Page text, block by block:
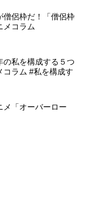
僧侶枠だ！「僧侶枠
メコラム
の私を構成する５つ
コラム #私を構成す
メ「オーバーロー